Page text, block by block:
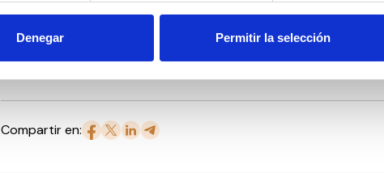
Denegar Permitir la selección
el espíritu convergente que inspira nuestro club, al poner en
y esfuerzos para abordar problemas y necesidades de
Compartir en: